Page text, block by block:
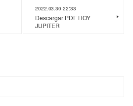
2022.03.30 22:33
Descargar PDF HOY
JUPITER